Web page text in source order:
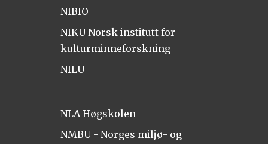
NIBIO
NIKU Norsk institutt for
kulturminneforskning
NILU
NLA Høgskolen
NMBU - Norges miljø- og